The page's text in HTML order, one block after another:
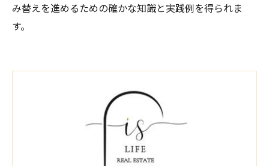
み替えを進めるための確かな知識と実践例を得られま
す。